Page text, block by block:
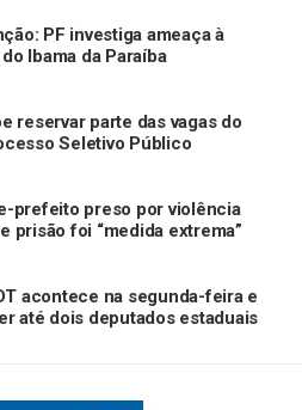
PF investiga ameaça à
Ibama da Paraíba
reservar parte das vagas do
Seletivo Público
prefeito preso por violência
prisão foi “medida extrema”
acontece na segunda-feira e
até dois deputados estaduais